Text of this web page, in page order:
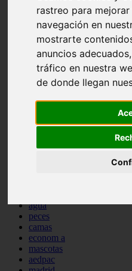
rastreo para
navegación en
mostrarte
anuncios
tráfico en nuestra
de donde llegan
comportamiento
protagonistas
reptiles
abandono
adopci n
ferias
higiene
snacks
estanques
conejos
agua
peces
camas
econom a
mascotas
aedpac